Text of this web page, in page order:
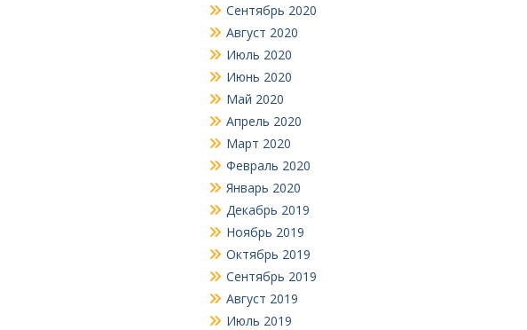
Сентябрь 2020
Август 2020
Июль 2020
Июнь 2020
Май 2020
Апрель 2020
Март 2020
Февраль 2020
Январь 2020
Декабрь 2019
Ноябрь 2019
Октябрь 2019
Сентябрь 2019
Август 2019
Июль 2019